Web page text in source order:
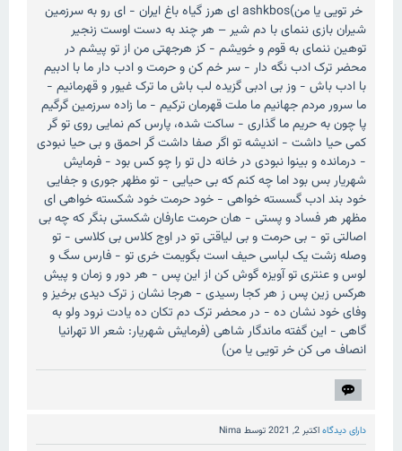
خر تویی یا من)ashkbos ای هرز گیاه باغ ایران - ای رو به سرزمین
شیران بازی ننمای با دم شیر – هر چند به دست اوست زنجیر
توهین ننمای به قوم و خویشم - کز هرجهتی من از تو پیشم در
محضر ترک ادب نگه دار - سر خم کن و حرمت و ادب دار ما با ادبیم
با ادب باش - وز بی ادبی گزیده لب باش ما ترک غیور و قهرمانیم -
ما سرور مردم جهانیم ما ملت قهرمان ترکیم - ما زاده سرزمین گرگیم
پا چون به حریم ما گذاری - ساکت شده، پارس کم نمایی روی تو گر
کمی حیا داشت - اندیشه تو اگر صفا داشت گر احمق و بی حیا نبودی
- درمانده و بینوا نبودی در خانه دل تو را چو کس بود - فرمایش
شهریار بس بود اما چه کنم که بی حیایی - تو مظهر جوری و جفایی
خود بند ادب گسسته خواهی - خود حرمت خود شکسته خواهی ای
مظهر هر فساد و پستی - هان حرمت عارفان شکستی بنگر که چه بی
اصالتی تو - بی حرمت و بی لیاقتی تو در اوج کلاس بی کلاسی - تو
وصله زشت یک لباسی حیف است بگویمت خری تو - فارس سگ و
لوس و عنتری تو آویزه گوش کن از این پس - هر دور و زمان و پیش
هرکس زین پس ز هر کجا رسیدی - هرجا نشان ز ترک دیدی برخیز و
وفای خود نشان ده - در محضر ترک دم تکان ده یادت نرود ولو به
گاهی - این گفته ماندگار شاهی (فرمایش شهریار: شعر الا تهرانیا
انصاف می کن خر تویی یا من)
دارای دیدگاهاکتبر 2, 2021 توسط Nima